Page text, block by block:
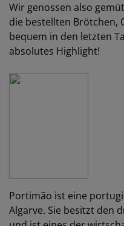
Wir genossen also
die bestellten Brötchen,
bequem in den letzten
absolutes Highlight!
Portimão ist eine
Algarve. Sie besitzt den